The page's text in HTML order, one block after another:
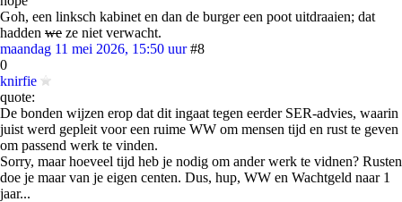
Goh, een linksch kabinet en dan de burger een poot uitdraaien; dat
hadden we ze niet verwacht.
maandag 11 mei 2026, 15:50 uur #8
0
knirfie
quote:
De bonden wijzen erop dat dit ingaat tegen eerder SER-advies, waarin
juist werd gepleit voor een ruime WW om mensen tijd en rust te geven
om passend werk te vinden.
Sorry, maar hoeveel tijd heb je nodig om ander werk te vidnen? Rusten
doe je maar van je eigen centen. Dus, hup, WW en Wachtgeld naar 1
jaar...